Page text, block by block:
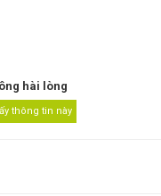
hài lòng